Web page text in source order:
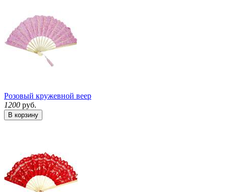
Розовый кружевной веер
1200 руб.
В корзину